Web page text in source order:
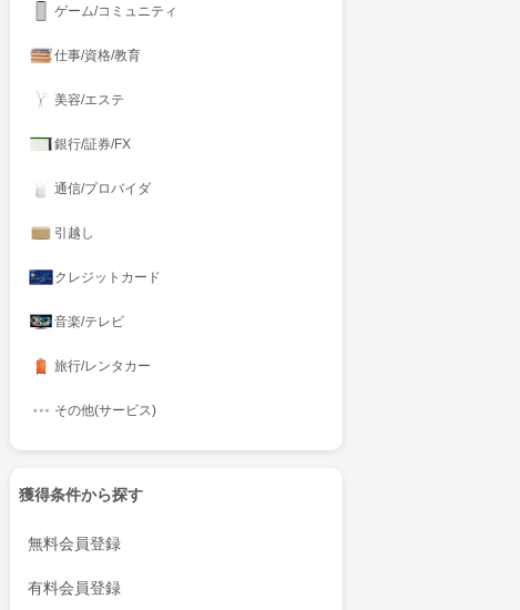
ゲーム/コミュニティ
仕事/資格/教育
美容/エステ
銀行/証券/FX
通信/プロバイダ
引越し
クレジットカード
音楽/テレビ
旅行/レンタカー
その他(サービス)
獲得条件から探す
無料会員登録
有料会員登録